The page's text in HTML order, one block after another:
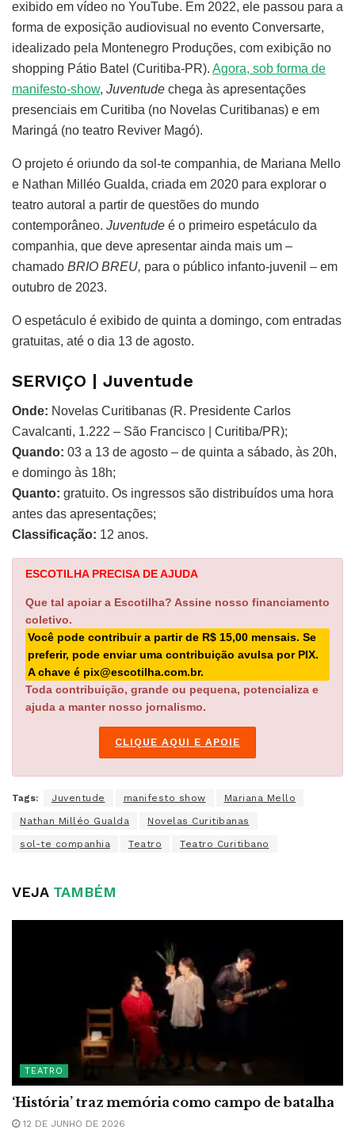
exibido em vídeo no YouTube. Em 2022, ele passou para a
forma de exposição audiovisual no evento Conversarte,
idealizado pela Montenegro Produções, com exibição no
shopping Pátio Batel (Curitiba-PR). Agora, sob forma de
manifesto-show, Juventude chega às apresentações
presenciais em Curitiba (no Novelas Curitibanas) e em
Maringá (no teatro Reviver Magó).
O projeto é oriundo da sol-te companhia, de Mariana Mello
e Nathan Milléo Gualda, criada em 2020 para explorar o
teatro autoral a partir de questões do mundo
contemporâneo. Juventude é o primeiro espetáculo da
companhia, que deve apresentar ainda mais um –
chamado BRIO BREU, para o público infanto-juvenil – em
outubro de 2023.
O espetáculo é exibido de quinta a domingo, com entradas
gratuitas, até o dia 13 de agosto.
SERVIÇO | Juventude
Onde: Novelas Curitibanas (R. Presidente Carlos
Cavalcanti, 1.222 – São Francisco | Curitiba/PR);
Quando: 03 a 13 de agosto – de quinta a sábado, às 20h,
e domingo às 18h;
Quanto: gratuito. Os ingressos são distribuídos uma hora
antes das apresentações;
Classificação: 12 anos.
ESCOTILHA PRECISA DE AJUDA
Que tal apoiar a Escotilha? Assine nosso financiamento
coletivo.
Você pode contribuir a partir de R$ 15,00 mensais. Se
preferir, pode enviar uma contribuição avulsa por PIX.
A chave é pix@escotilha.com.br.
Toda contribuição, grande ou pequena, potencializa e
ajuda a manter nosso jornalismo.
CLIQUE AQUI E APOIE
Tags: Juventude manifesto show Mariana Mello
Nathan Milléo Gualda Novelas Curitibanas
sol-te companhia Teatro Teatro Curitibano
VEJATAMBÉM
TEATRO
‘História’ traz memória como campo de batalha
12 DE JUNHO DE 2026